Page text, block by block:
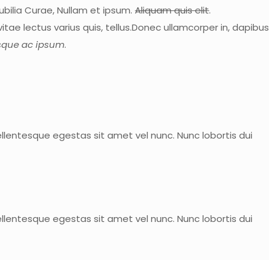
Curae, Nullam et ipsum.Aliquam quis elit.
lectus varius quis, tellus.Donec ullamcorper in, dapibus
ac ipsum.
egestas sit amet vel nunc. Nunc lobortis dui
egestas sit amet vel nunc. Nunc lobortis dui